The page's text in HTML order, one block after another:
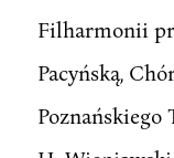
Filharmonii
Pacyńską,
Poznańskiego